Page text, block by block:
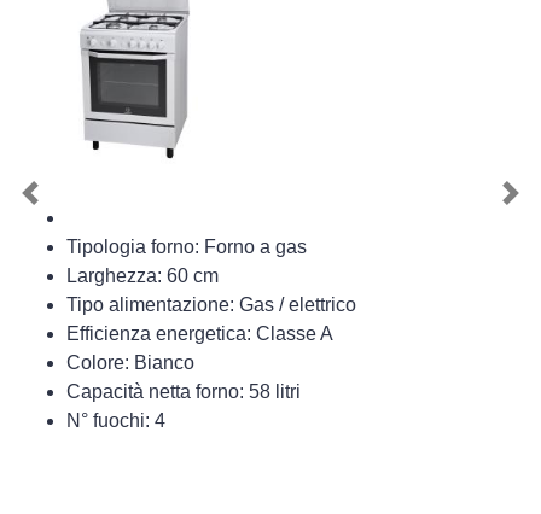
Tipologia forno: Forno a gas
Larghezza: 60 cm
Tipo alimentazione: Gas / elettrico
Efficienza energetica: Classe A
Colore: Bianco
Capacità netta forno: 58 litri
N° fuochi: 4
Previous